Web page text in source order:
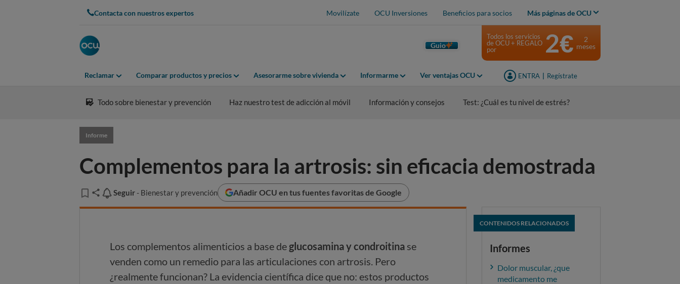
Contacta con nuestros expertos Movilízate OCU Inversiones Beneficios para socios Más páginas de OCU
Guio
Reclamar Comparar productos y precios Asesorarme sobre vivienda Informarme Ver ventajas OCU ENTRA Regístrate
Todos los servicios
de OCU + REGALO
por
2€
2
meses
Todo sobre bienestar y prevención Haz nuestro test de adicción al móvil Información y consejos Test: ¿Cuál es tu nivel de estrés?
Informe
Complementos para la artrosis: sin eficacia demostrada
Seguir
Seguir - Bienestar y prevención Añadir OCU en tus fuentes favoritas de Google
Los complementos alimenticios a base de glucosamina y condroitina se
venden como un remedio para las articulaciones con artrosis. Pero
¿realmente funcionan? La evidencia científica dice que no: estos productos
CONTENIDOS RELACIONADOS
Informes
Dolor muscular, ¿que
medicamento me